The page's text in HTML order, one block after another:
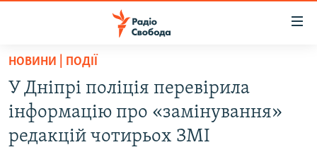
Перейти
основного
матеріалу
Перейти
до
ВСЕ ЗА ДОБУ
СТАТТІ
НОВИНИ | ПОДІЇ
У Дніпрі поліція перевірила
інформацію про «замінування»
редакцій чотирьох ЗМІ